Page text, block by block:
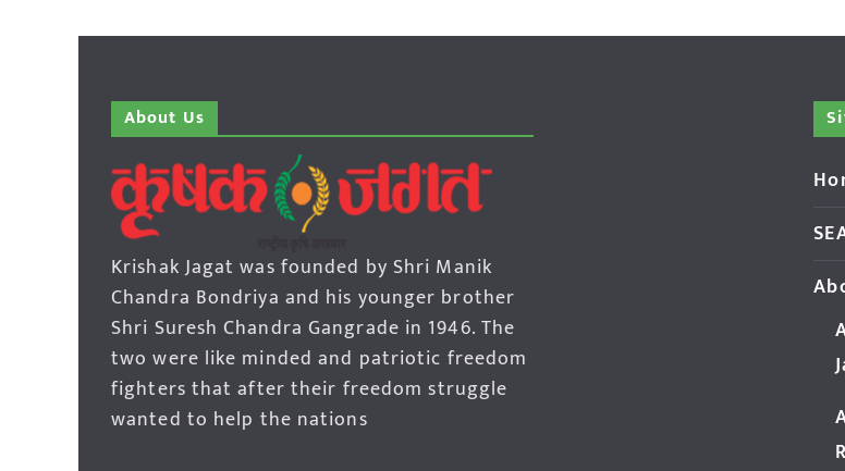
About Us
Krishak Jagat was founded by Shri Manik
Chandra Bondriya and his younger brother
Shri Suresh Chandra Gangrade in 1946. The
two were like minded and patriotic freedom
fighters that after their freedom struggle
wanted to help the nations